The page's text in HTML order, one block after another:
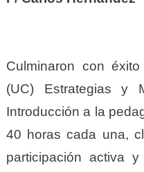
Culminaron con
(UC) Estrategias y
Introducción a la
40 horas cada una,
participación activa